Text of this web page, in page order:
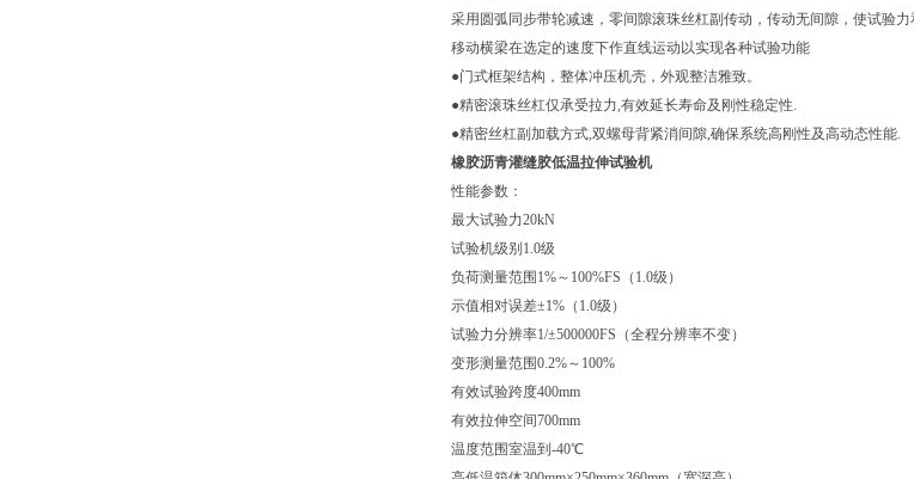
采用圆弧同步带轮减速，零间隙滚珠丝杠副传动，传动无间隙，使试验
移动横梁在选定的速度下作直线运动以实现各种试验功能
●门式框架结构，整体冲压机壳，外观整洁雅致。
●精密滚珠丝杠仅承受拉力,有效延长寿命及刚性稳定性.
●精密丝杠副加载方式,双螺母背紧消间隙,确保系统高刚性及高动态性能.
橡胶沥青灌缝胶低温拉伸试验机
性能参数：
最大试验力20kN
试验机级别 1.0级
负荷测量范围 1%～100%FS（1.0级）
示值相对误差±1%（1.0级）
试验力分辨率1/±500000FS（全程分辨率不变）
变形测量范围0.2%～100%
有效试验跨度400mm
有效拉伸空间700mm
温度范围室温到-40℃